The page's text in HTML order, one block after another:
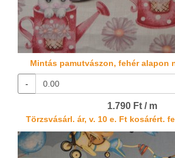
Mintás pamutvászon, fehér alapon
-
1.790 Ft / m
Törzsvásárl. ár, v. 10 e. Ft kosárért.